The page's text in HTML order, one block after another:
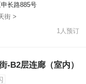
申长路885号
街 >
1人预订
-B2层连廊（室内）